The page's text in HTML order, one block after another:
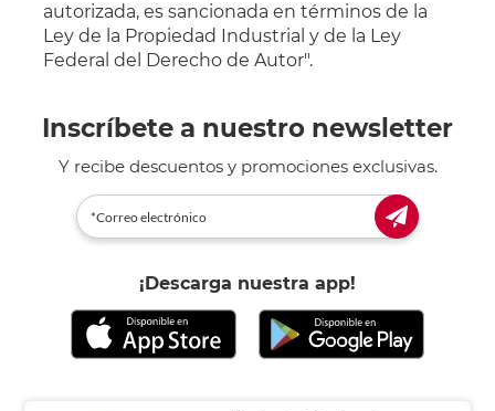
autorizada, es sancionada en términos de la
Ley de la Propiedad Industrial y de la Ley
Federal del Derecho de Autor".
Inscríbete a nuestro newsletter
Y recibe descuentos y promociones exclusivas.
¡Descarga nuestra app!